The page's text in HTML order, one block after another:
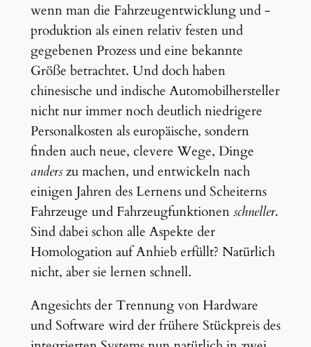
wenn man die Fahrzeugentwicklung und -
produktion als einen relativ festen und
gegebenen Prozess und eine bekannte
Größe betrachtet. Und doch haben
chinesische und indische Automobilhersteller
nicht nur immer noch deutlich niedrigere
Personalkosten als europäische, sondern
finden auch neue, clevere Wege, Dinge
anderszu machen, und entwickeln nach
einigen Jahren des Lernens und Scheiterns
Fahrzeuge und Fahrzeugfunktionenschneller.
Sind dabei schon alle Aspekte der
Homologation auf Anhieb erfüllt? Natürlich
nicht, aber sie lernen schnell.
Angesichts der Trennung von Hardware
und Software wird der frühere Stückpreis des